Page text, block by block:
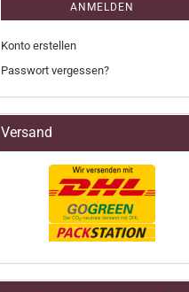
ANMELDEN
Konto erstellen
Passwort vergessen?
Versand